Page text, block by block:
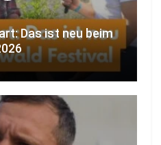
Das ist neu beim